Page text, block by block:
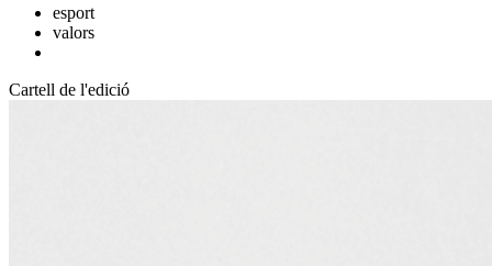
esport
valors
Cartell de l'edició